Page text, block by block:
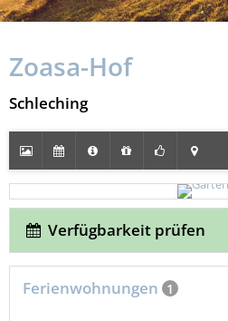
Zoasa-Hof
Schleching
Verfügbarkeit prüfen
Ferienwohnungen 1